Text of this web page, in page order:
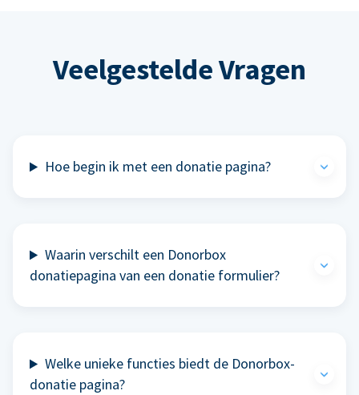
Veelgestelde Vragen
Hoe begin ik met een donatie pagina?
Waarin verschilt een Donorbox
donatiepagina van een donatie formulier?
Welke unieke functies biedt de Donorbox-
donatie pagina?